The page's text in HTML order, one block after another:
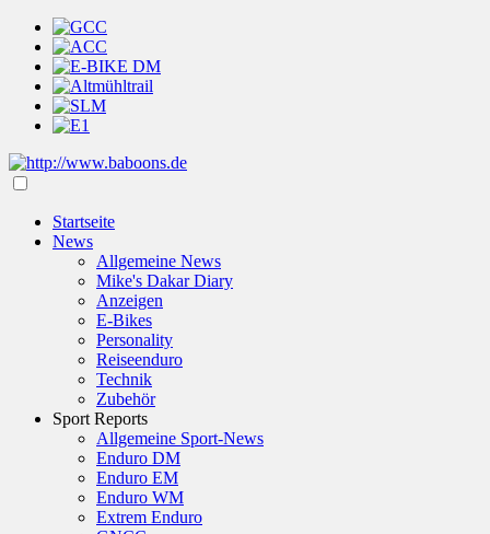
Startseite
News
Allgemeine News
Mike's Dakar Diary
Anzeigen
E-Bikes
Personality
Reiseenduro
Technik
Zubehör
Sport Reports
Allgemeine Sport-News
Enduro DM
Enduro EM
Enduro WM
Extrem Enduro